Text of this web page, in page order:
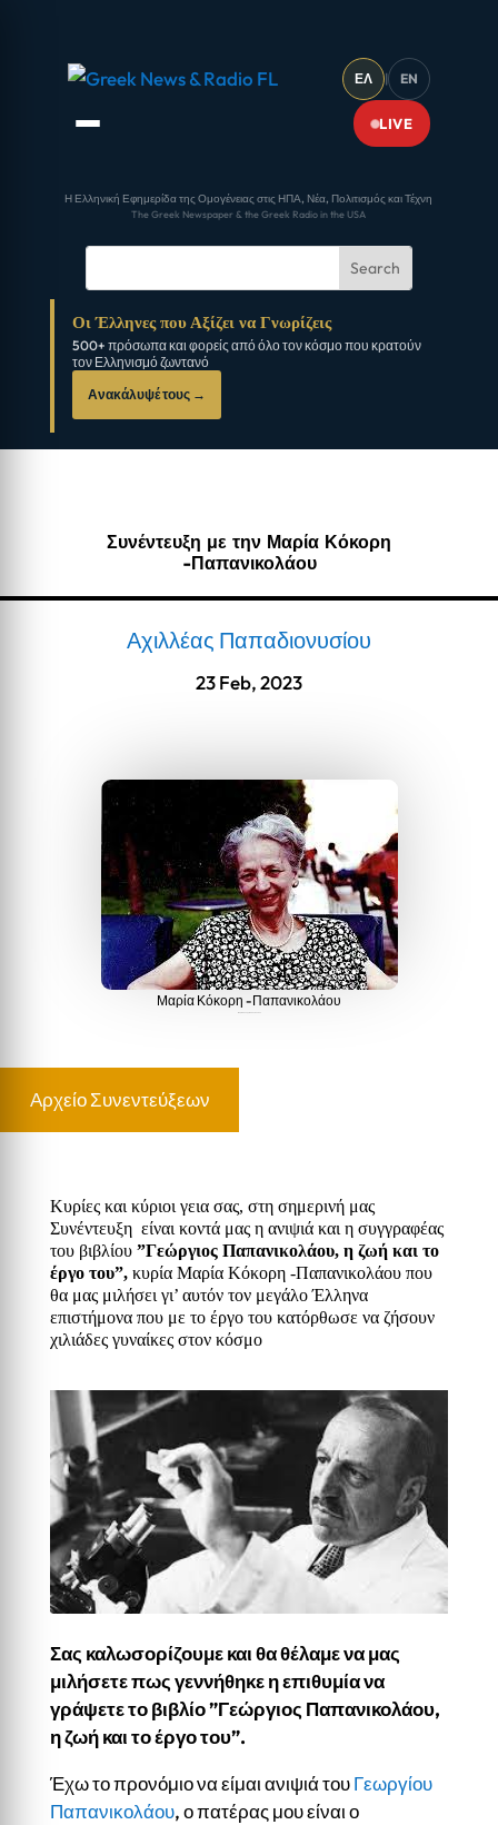
ΕΛ | EN
LIVE
Η Ελληνική Εφημερίδα της Ομογένειας στις ΗΠΑ, Νέα, Πολιτισμός και Τέχνη
The Greek Newspaper & the Greek Radio in the USA
Οι Έλληνες που Αξίζει να Γνωρίζεις
500+ πρόσωπα και φορείς από όλο τον κόσμο που κρατούν
τον Ελληνισμό ζωντανό
Ανακάλυψέ τους →
Συνέντευξη με την Μαρία Κόκορη
-Παπανικολάου
Αχιλλέας Παπαδιονυσίου
23 Feb, 2023
Μαρία Κόκορη -Παπανικολάου
Αρχείο Συνεντεύξεων
Κυρίες και κύριοι γεια σας, στη σημερινή μας
Συνέντευξη είναι κοντά μας η ανιψιά και η συγγραφέας
του βιβλίου ”Γεώργιος Παπανικολάου, η ζωή και το
έργο του”,κυρία Μαρία Κόκορη -Παπανικολάου που
θα μας μιλήσει γι’ αυτόν τον μεγάλο Έλληνα
επιστήμονα που με το έργο του κατόρθωσε να ζήσουν
χιλιάδες γυναίκες στον κόσμο
Σας καλωσορίζουμε και θα θέλαμε να μας
μιλήσετε πως γεννήθηκε η επιθυμία να
γράψετε το βιβλίο ”Γεώργιος Παπανικολάου,
η ζωή και το έργο του”.
Έχω το προνόμιο να είμαι ανιψιά τουΓεωργίου
Παπανικολάου, ο πατέρας μου είναι ο